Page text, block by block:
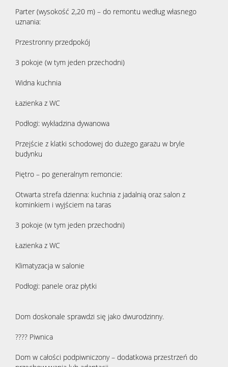
Parter (wysokość 2,20 m) – do remontu według własnego
uznania:
Przestronny przedpokój
3 pokoje (w tym jeden przechodni)
Widna kuchnia
Łazienka z WC
Podłogi: wykładzina dywanowa
Przejście z klatki schodowej do dużego garażu w bryle
budynku
Piętro – po generalnym remoncie:
Otwarta strefa dzienna: kuchnia z jadalnią oraz salon z
kominkiem i wyjściem na taras
3 pokoje (w tym jeden przechodni)
Łazienka z WC
Klimatyzacja w salonie
Podłogi: panele oraz płytki
Dom doskonale sprawdzi się jako dwurodzinny.
???? Piwnica
Dom w całości podpiwniczony – dodatkowa przestrzeń do